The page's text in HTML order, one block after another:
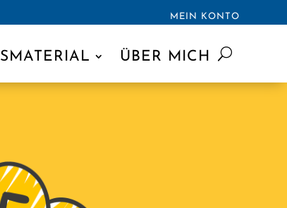
MEIN KONTO
ÜBER MICH